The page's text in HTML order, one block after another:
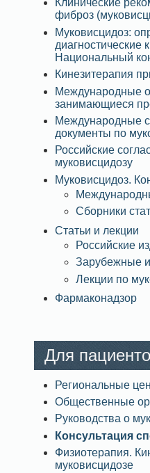
Клинические
фиброз
Муковисцидоз:
диагностические
Национальный
Кинезитерапия
Международные
занимающиеся
Международные
документы по
Российские
муковисцидозу
Муковисцидоз.
Сборники
Статьи и лекции
Российские
Зарубежные
Лекции по
Фармаконадзор
Для
Региональные
Общественные
Руководства о
Консультация
Физиотерапия.
муковисцидозе